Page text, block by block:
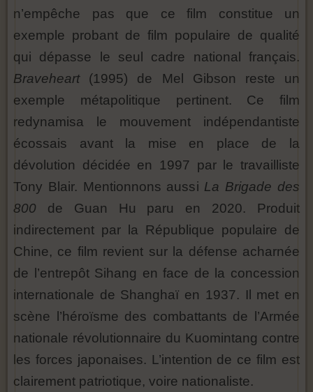
n’empêche pas que ce film constitue un
exemple probant de film populaire de qualité
qui dépasse le seul cadre national français.
Braveheart(1995) de Mel Gibson reste un
exemple métapolitique pertinent. Ce film
redynamisa le mouvement indépendantiste
écossais avant la mise en place de la
dévolution décidée en 1997 par le travailliste
Tony Blair. Mentionnons aussi La Brigade des
800 de Guan Hu paru en 2020. Produit
indirectement par la République populaire de
Chine, ce film revient sur la défense acharnée
de l’entrepôt Sihang en face de la concession
internationale de Shanghaï en 1937. Il met en
scène l’héroïsme des combattants de l’Armée
nationale révolutionnaire du Kuomintang contre
les forces japonaises. L’intention de ce film est
clairement patriotique, voire nationaliste.